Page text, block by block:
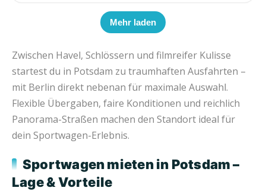
Mehr laden
Zwischen Havel, Schlössern und filmreifer Kulisse
startest du in Potsdam zu traumhaften Ausfahrten –
mit Berlin direkt nebenan für maximale Auswahl.
Flexible Übergaben, faire Konditionen und reichlich
Panorama-Straßen machen den Standort ideal für
dein Sportwagen-Erlebnis.
Sportwagen mieten in Potsdam –
Lage & Vorteile